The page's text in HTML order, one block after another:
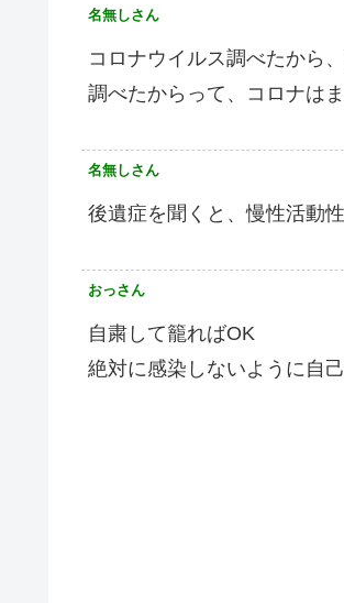
名無しさん
コロナウイルス調べたから
調べたからって、コロナは
名無しさん
後遺症を聞くと、慢性活動
おっさん
自粛して籠ればOK
絶対に感染しないように自